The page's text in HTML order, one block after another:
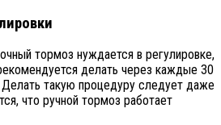
тормоз нуждается в регулировке,
делать через каждые 30
такую процедуру следует даже
что ручной тормоз работает